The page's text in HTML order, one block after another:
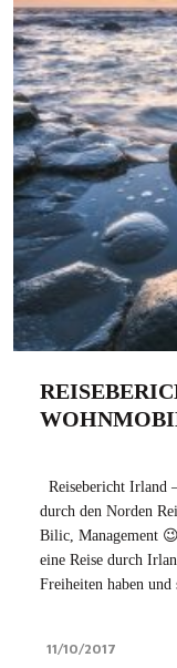
Reisebericht Irland
durch den Norden
Bilic, Management
eine Reise durch
Freiheiten haben
11/10/2017